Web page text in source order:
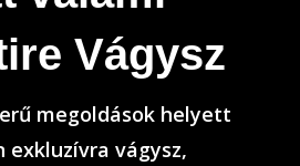
Vágysz
megoldások helyett
exkluzívra vágysz,